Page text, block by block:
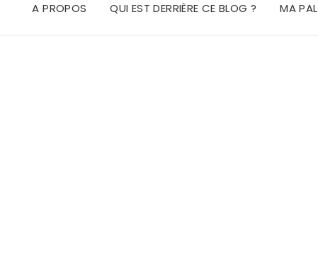
A PROPOS QUI EST DERRIÈRE CE BLOG ? MA PAL